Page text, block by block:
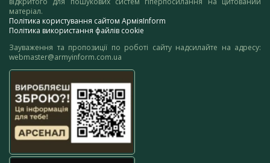
матеріал.
Політика користування сайтом АрміяInform
Політика використання файлів cookie
Зауваження та пропозиції по роботі сайту надсилайте на адресу:
webmaster@armyinform.com.ua